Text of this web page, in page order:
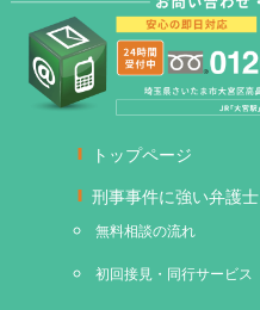
トップページ
刑事事件に強い弁護士
無料相談の流れ
初回接見・同行サービス